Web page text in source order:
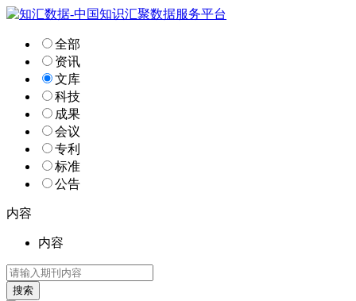
全部
资讯
文库
科技
成果
会议
专利
标准
公告
内容
内容